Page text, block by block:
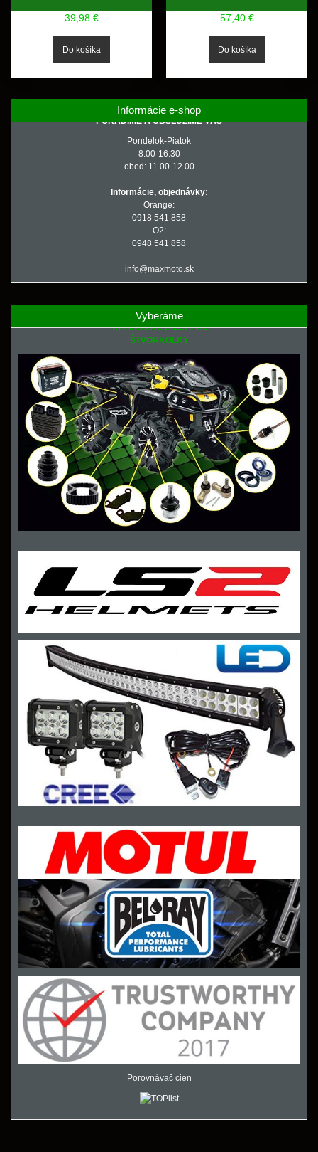
39,98 € 57,40 €
Informácie e-shop
PORADÍME A OBSLÚŽIME VÁS
Pondelok-Piatok
8.00-16.30
obed: 11.00-12.00
Informácie, objednávky:
Orange:
0918 541 858
O2:
0948 541 858
info@maxmoto.sk
Vyberáme
NÁHRADNÉ DIELY PRE
ŠTVORKOLKY
Porovnávač cien